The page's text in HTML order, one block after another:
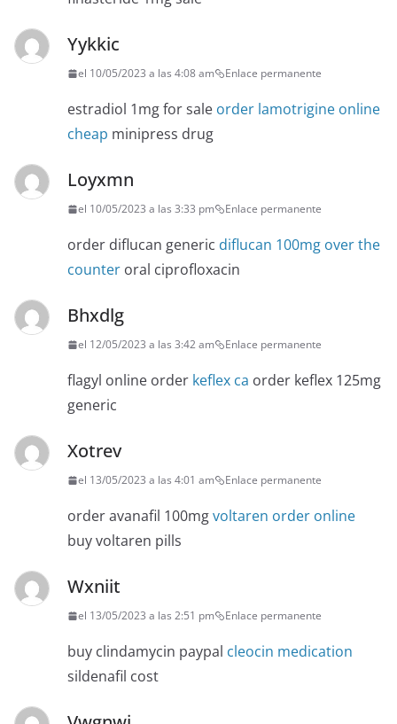
Yykkic
el 10/05/2023 a las 4:08 am Enlace permanente
estradiol 1mg for sale order lamotrigine online
cheap minipress drug
Loyxmn
el 10/05/2023 a las 3:33 pm Enlace permanente
order diflucan generic diflucan 100mg over the
counter oral ciprofloxacin
Bhxdlg
el 12/05/2023 a las 3:42 am Enlace permanente
flagyl online order keflex ca order keflex 125mg
generic
Xotrev
el 13/05/2023 a las 4:01 am Enlace permanente
order avanafil 100mgvoltaren order online
buy voltaren pills
Wxniit
el 13/05/2023 a las 2:51 pm Enlace permanente
buy clindamycin paypal cleocin medication
sildenafil cost